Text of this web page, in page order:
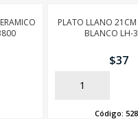
PLATO LLANO
BLANCO LH-
$37
AÑADIR
Código: